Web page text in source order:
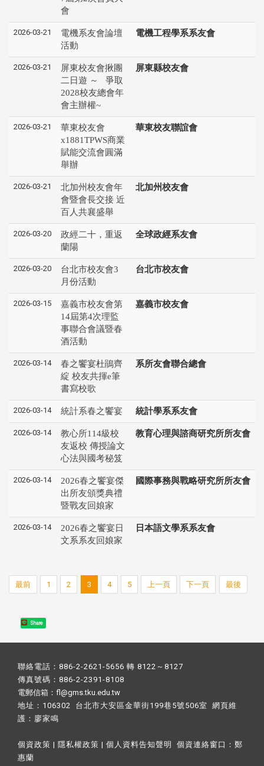
會
2026-03-21
電機系友會論壇
活動
電機工程學系系友會
2026-03-21
屏東校友會揪團
二日遊 ～ 爭取
2028校友總會年
會主辦權~
屏東縣校友會
2026-03-21
華東校友會
x1881TPWS商業
賦能交流會圓滿
舉辦
華東校友聯誼會
2026-03-21
北加州校友會年
會暨會長交接 近
百人共襄盛舉
北加州校友會
2026-03-20
政經二十，重返
蘭陽
全球政經系友會
2026-03-20
台北市校友會3
月份活動
台北市校友會
2026-03-15
嘉義市校友會第
14屆第4次理監
事聯合會議暨春
酒活動
嘉義市校友會
2026-03-14
春之饗宴杜鵑齊
綻 校友共揮e筆
書寫校歌
系所友會聯合總會
2026-03-14 統計系春之饗宴 統計學系系友會
2026-03-14
教心所114級校
友返校 傳授論文
心法與國考秘笈
教育心理與諮商研究所所友會
2026-03-14
2026春之饗宴傑
出所友頒獎典禮
暨戰友回娘家
國際事務與戰略研究所所友會
2026-03-14
2026春之饗宴日
文系系友回娘家
日本語文學系系友會
最前 1 2 3 4 5 上一頁 下一頁 最後
Share
聯絡電話：886-2-2621-5656 轉 8122～8127
傳真號碼：886-2-2391-8108
電郵信箱：fl@gms.tku.edu.tw
地址：106302 台北市大安區金華街199巷5號506室 網頁維
護： 廖家鳴​
個資政策 | 隱私權政策 | 個人資料告知聲明 個資連絡窗口： 鄭
惠蘭